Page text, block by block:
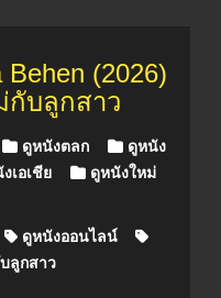
Behen (2026)
กับลูกสาว
ดูหนังตลก
ดูหนัง
เอเชีย
ดูหนังใหม่
ดูหนังออนไลน์
ลูกสาว